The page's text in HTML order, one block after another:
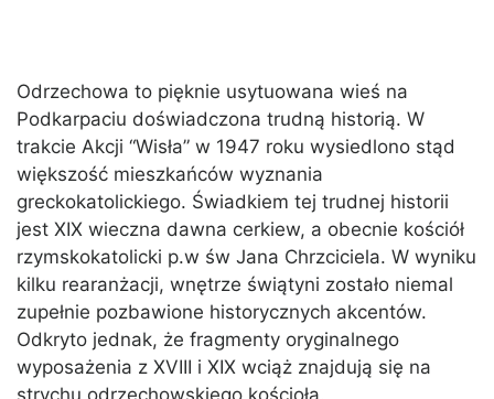
Odrzechowa to pięknie usytuowana wieś na
Podkarpaciu doświadczona trudną historią. W
trakcie Akcji “Wisła” w 1947 roku wysiedlono stąd
większość mieszkańców wyznania
greckokatolickiego. Świadkiem tej trudnej historii
jest XIX wieczna dawna cerkiew, a obecnie kościół
rzymskokatolicki p.w św Jana Chrzciciela. W wyniku
kilku rearanżacji, wnętrze świątyni zostało niemal
zupełnie pozbawione historycznych akcentów.
Odkryto jednak, że fragmenty oryginalnego
wyposażenia z XVIII i XIX wciąż znajdują się na